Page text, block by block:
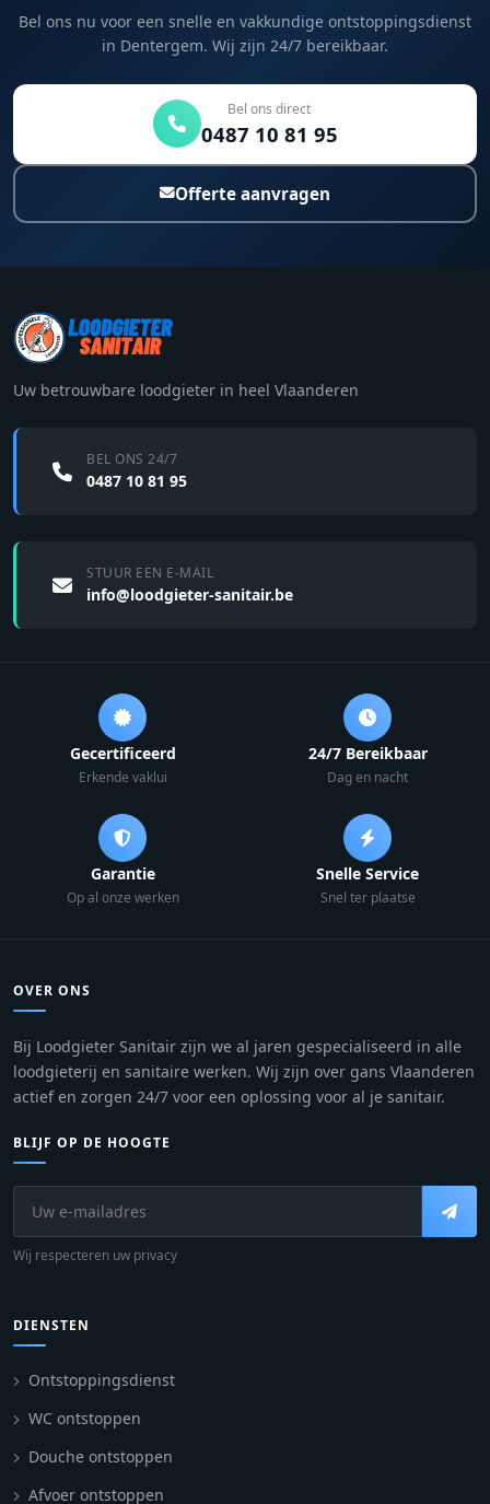
Bel ons nu voor een snelle en vakkundige ontstoppingsdienst
in Dentergem. Wij zijn 24/7 bereikbaar.
Bel ons direct
0487 10 81 95
Offerte aanvragen
Uw betrouwbare loodgieter in heel Vlaanderen
BEL ONS 24/7
0487 10 81 95
STUUR EEN E-MAIL
info@loodgieter-sanitair.be
Gecertificeerd
Erkende vaklui
24/7 Bereikbaar
Dag en nacht
Garantie
Op al onze werken
Snelle Service
Snel ter plaatse
OVER ONS
Bij Loodgieter Sanitair zijn we al jaren gespecialiseerd in alle
loodgieterij en sanitaire werken. Wij zijn over gans Vlaanderen
actief en zorgen 24/7 voor een oplossing voor al je sanitair.
BLIJF OP DE HOOGTE
Wij respecteren uw privacy
DIENSTEN
Ontstoppingsdienst
WC ontstoppen
Douche ontstoppen
Afvoer ontstoppen